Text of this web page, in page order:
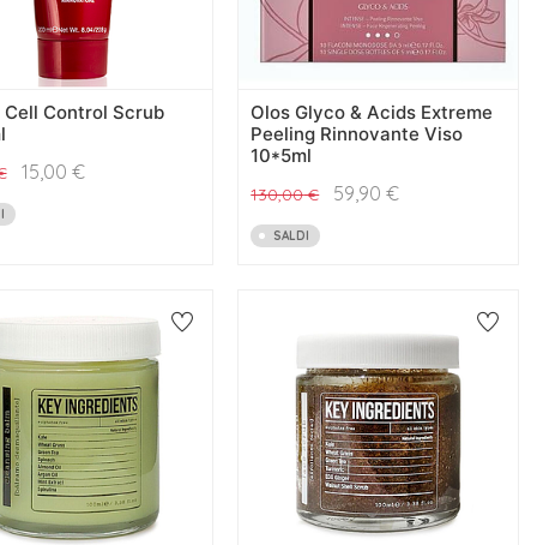
Cell Control Scrub
15,00 €
Olos Glyco & Acids Extreme
Peeling Rinnovante Viso
10*5ml
130,00€ 59,90 €
SALDI